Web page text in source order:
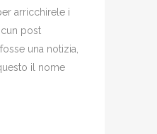
arricchirele i
post
una notizia,
il nome